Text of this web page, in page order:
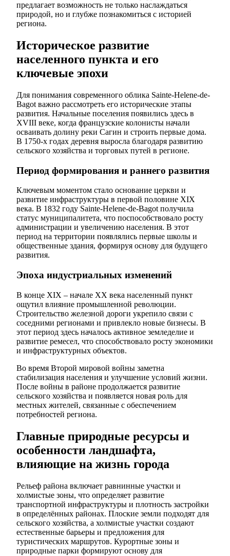
предлагает возможность не только наслаждаться
природой, но и глубже познакомиться с историей
региона.
Историческое развитие
населенного пункта и его
ключевые эпохи
Для понимания современного облика Sainte-Helene-de-
Bagot важно рассмотреть его исторические этапы
развития. Начальные поселения появились здесь в
XVIII веке, когда французские колонисты начали
осваивать долину реки Сагин и строить первые дома.
В 1750-х годах деревня выросла благодаря развитию
сельского хозяйства и торговых путей в регионе.
Период формирования и раннего развития
Ключевым моментом стало основание церкви и
развитие инфраструктуры в первой половине XIX
века. В 1832 году Sainte-Helene-de-Bagot получила
статус муниципалитета, что поспособствовало росту
администрации и увеличению населения. В этот
период на территории появлялись первые школы и
общественные здания, формируя основу для будущего
развития.
Эпоха индустриальных изменений
В конце XIX – начале XX века населенный пункт
ощутил влияние промышленной революции.
Строительство железной дороги укрепило связи с
соседними регионами и привлекло новые бизнесы. В
этот период здесь началось активное земледелие и
развитие ремесел, что способствовало росту экономики
и инфраструктурных объектов.
Во время Второй мировой войны заметна
стабилизация населения и улучшение условий жизни.
После войны в районе продолжается развитие
сельского хозяйства и появляется новая роль для
местных жителей, связанные с обеспечением
потребностей региона.
Главные природные ресурсы и
особенности ландшафта,
влияющие на жизнь города
Рельеф района включает равнинные участки и
холмистые зоны, что определяет развитие
транспортной инфраструктуры и плотность застройки
в определённых районах. Плоские земли подходят для
сельского хозяйства, а холмистые участки создают
естественные барьеры и предложения для
туристических маршрутов. Курортные зоны и
природные парки формируют основу для